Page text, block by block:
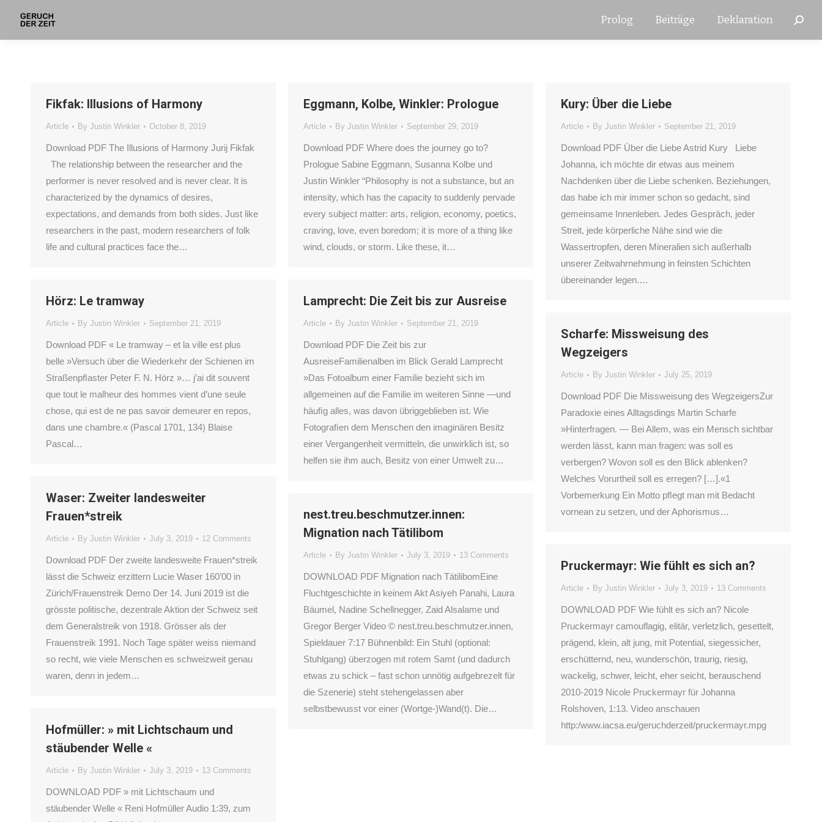
Prolog Beiträge Deklaration
Fikfak: Illusions of Harmony
Article By Justin Winkler October 8, 2019
Download PDF The Illusions of Harmony Jurij Fikfak
The relationship between the researcher and the
performer is never resolved and is never clear. It is
characterized by the dynamics of desires,
expectations, and demands from both sides. Just like
researchers in the past, modern researchers of folk
life and cultural practices face the…
Eggmann, Kolbe, Winkler: Prologue
Article By Justin Winkler September 29, 2019
Download PDF Where does the journey go to?
Prologue Sabine Eggmann, Susanna Kolbe und
Justin Winkler “Philosophy is not a substance, but an
intensity, which has the capacity to suddenly pervade
every subject matter: arts, religion, economy, poetics,
craving, love, even bore­dom; it is more of a thing like
wind, clouds, or storm. Like these, it…
Kury: Über die Liebe
Article By Justin Winkler September 21, 2019
Download PDF Über die Liebe Astrid Kury Liebe
Johanna, ich möchte dir etwas aus meinem
Nachdenken über die Liebe schenken. Beziehungen,
das habe ich mir immer schon so gedacht, sind
gemeinsame Innenleben. Jedes Gespräch, jeder
Streit, jede körperliche Nähe sind wie die
Wassertropfen, deren Mineralien sich außerhalb
unserer Zeitwahrnehmung in feinsten Schichten
übereinander legen.…
Hörz: Le tramway
Article By Justin Winkler September 21, 2019
Download PDF « Le tramway – et la ville est plus
belle »Versuch über die Wiederkehr der Schienen im
Straßenpﬂaster Peter F. N. Hörz »… j’ai dit souvent
que tout le malheur des hommes vient d’une seule
chose, qui est de ne pas savoir demeurer en repos,
dans une chambre.« (Pascal 1701, 134) Blaise
Pascal…
Lamprecht: Die Zeit bis zur Ausreise
Article By Justin Winkler September 21, 2019
Download PDF Die Zeit bis zur
AusreiseFamilienalben im Blick Gerald Lamprecht
»Das Fotoalbum einer Familie bezieht sich im
allgemeinen auf die Familie im weiteren Sinne —und
häuﬁg alles, was davon übriggeblieben ist. Wie
Fotograﬁen dem Menschen den imaginären Besitz
einer Vergangenheit vermitteln, die unwirklich ist, so
helfen sie ihm auch, Besitz von einer Umwelt zu…
Scharfe: Missweisung des
Wegzeigers
Article By Justin Winkler July 25, 2019
Download PDF Die Missweisung des WegzeigersZur
Paradoxie eines Alltagsdings Martin Scharfe
»Hinterfragen. — Bei Allem, was ein Mensch sichtbar
werden lässt, kann man fragen: was soll es
verbergen? Wovon soll es den Blick ablenken?
Welches Vorurtheil soll es erregen? […].«1
Vorbemerkung Ein Motto pﬂegt man mit Bedacht
vornean zu setzen, und der Aphorismus…
Waser: Zweiter landesweiter
Frauen*streik
Article By Justin Winkler July 3, 2019 12 Comments
Download PDF Der zweite landesweite Frauen*streik
lässt die Schweiz erzittern Lucie Waser 160’00 in
Zürich/Frauenstreik Demo Der 14. Juni 2019 ist die
grösste politische, dezentrale Aktion der Schweiz seit
dem Generalstreik von 1918. Grösser als der
Frauenstreik 1991. Noch Tage später weiss niemand
so recht, wie viele Menschen es schweizweit genau
waren, denn in jedem…
nest.treu.beschmutzer.innen:
Mignation nach Tätilibom
Article By Justin Winkler July 3, 2019 13 Comments
DOWNLOAD PDF Mignation nach TätilibomEine
Fluchtgeschichte in keinem Akt Asiyeh Panahi, Laura
Bäumel, Nadine Schellnegger, Zaid Alsalame und
Gregor Berger Video © nest.treu.beschmutzer.innen,
Spieldauer 7:17 Bühnenbild: Ein Stuhl (optional:
Stuhlgang) überzogen mit rotem Samt (und dadurch
etwas zu schick – fast schon unnötig aufgebrezelt für
die Szenerie) steht stehengelassen aber
selbstbewusst vor einer (Wortge-)Wand(t). Die…
Pruckermayr: Wie fühlt es sich an?
Article By Justin Winkler July 3, 2019 13 Comments
DOWNLOAD PDF Wie fühlt es sich an? Nicole
Pruckermayr camouflagig, elitär, verletzlich, gesettelt,
prägend, klein, alt jung, mit Potential, siegessicher,
erschütternd, neu, wunderschön, traurig, riesig,
wackelig, schwer, leicht, eher seicht, berauschend
2010-2019 Nicole Pruckermayr für Johanna
Rolshoven, 1:13. Video anschauen
http:/www.iacsa.eu/geruchderzeit/pruckermayr.mpg
Hofmüller: » mit Lichtschaum und
stäubender Welle «
Article By Justin Winkler July 3, 2019 13 Comments
DOWNLOAD PDF » mit Lichtschaum und
stäubender Welle « Reni Hofmüller Audio 1:39, zum